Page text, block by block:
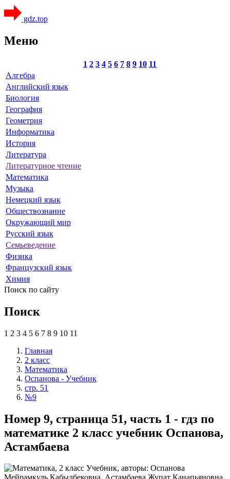
gdz.top
Меню
1 2 3 4 5 6 7 8 9 10 11
Алгебра
Английский язык
Биология
География
Геометрия
Информатика
История
Литература
Литературное чтение
Математика
Музыка
Немецкий язык
Обществознание
Окружающий мир
Русский язык
Семьеведение
Физика
Французский язык
Химия
Поиск по сайту
Поиск
1 2 3 4 5 6 7 8 9 10 11
Главная
2 класс
Математика
Оспанова - Учебник
стр. 51
№9
Номер 9, страница 51, часть 1 - гдз по
математике 2 класс учебник Оспанова,
Астамбаева